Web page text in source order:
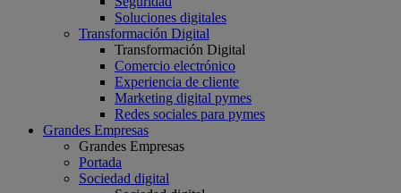
Soluciones digitales
Transformación Digital
Transformación Digital
Comercio electrónico
Experiencia de cliente
Marketing digital pymes
Redes sociales para pymes
Grandes Empresas
Grandes Empresas
Portada
Sociedad digital